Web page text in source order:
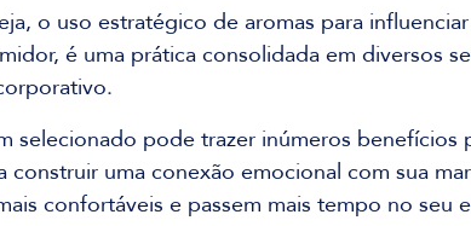
o uso estratégico de aromas para
é uma prática consolidada em diversos
selecionado pode trazer inúmeros benefícios
uma conexão emocional com sua
confortáveis e passem mais tempo no seu